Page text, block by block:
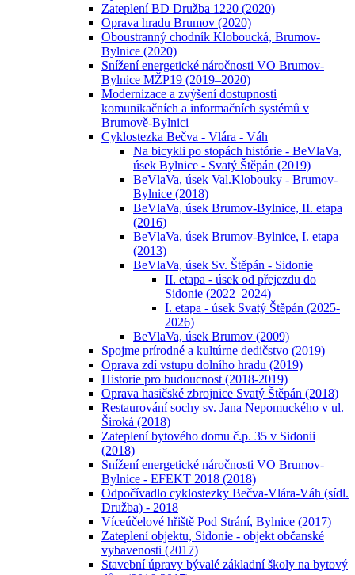
Zateplení BD Družba 1220 (2020)
Oprava hradu Brumov (2020)
Oboustranný chodník Kloboucká, Brumov-
Bylnice (2020)
Snížení energetické náročnosti VO Brumov-
Bylnice MŽP19 (2019–2020)
Modernizace a zvýšení dostupnosti
komunikačních a informačních systémů v
Brumově-Bylnici
Cyklostezka Bečva - Vlára - Váh
Na bicykli po stopách histórie - BeVlaVa,
úsek Bylnice - Svatý Štěpán (2019)
BeVlaVa, úsek Val.Klobouky - Brumov-
Bylnice (2018)
BeVlaVa, úsek Brumov-Bylnice, II. etapa
(2016)
BeVlaVa, úsek Brumov-Bylnice, I. etapa
(2013)
BeVlaVa, úsek Sv. Štěpán - Sidonie
II. etapa - úsek od přejezdu do
Sidonie (2022–2024)
I. etapa - úsek Svatý Štěpán (2025-
2026)
BeVlaVa, úsek Brumov (2009)
Spojme prírodné a kultúrne dedičstvo (2019)
Oprava zdí vstupu dolního hradu (2019)
Historie pro budoucnost (2018-2019)
Oprava hasičské zbrojnice Svatý Štěpán (2018)
Restaurování sochy sv. Jana Nepomuckého v ul.
Široká (2018)
Zateplení bytového domu č.p. 35 v Sidonii
(2018)
Snížení energetické náročnosti VO Brumov-
Bylnice - EFEKT 2018 (2018)
Odpočívadlo cyklostezky Bečva-Vlára-Váh (sídl.
Družba) - 2018
Víceúčelové hřiště Pod Strání, Bylnice (2017)
Zateplení objektu, Sidonie - objekt občanské
vybavenosti (2017)
Stavební úpravy bývalé základní školy na bytový